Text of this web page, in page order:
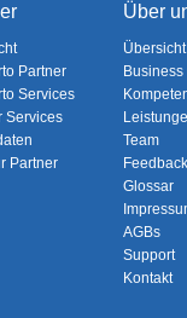
Partner
Services
Services
Partner
Über
Übersicht
Team
Glossar
AGBs
Support
Kontakt